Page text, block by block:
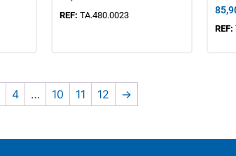
REF: TA.480.0023
REF:
4 … 10 11 12 →